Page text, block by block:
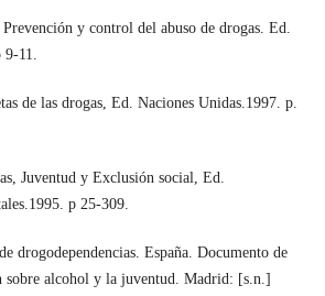
y control del abuso de drogas. Ed.
9-11.
de las drogas, Ed. Naciones Unidas.1997. p.
Juventud y Exclusión social, Ed.
p 25-309.
drogodependencias. España. Documento de
alcohol y la juventud. Madrid: [s.n.]